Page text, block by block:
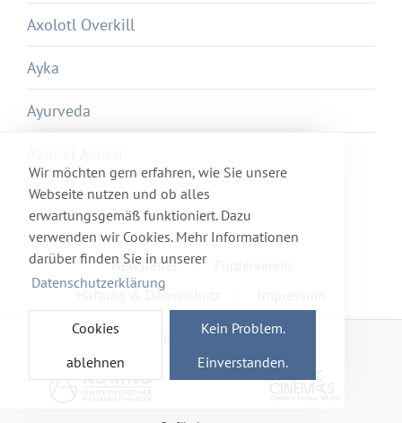
Wir möchten gern erfahren, wie Sie unsere
Webseite nutzen und ob alles
erwartungsgemäß funktioniert. Dazu
verwenden wir Cookies. Mehr Informationen
darüber finden Sie in unserer
Datenschutzerklärung
Cookies
ablehnen
Kein Problem.
Einverstanden.
Axolotl Overkill
Ayka
Ayurveda
Newsletter
Haftung & Datenschutz
Mitglied im Netzwerk